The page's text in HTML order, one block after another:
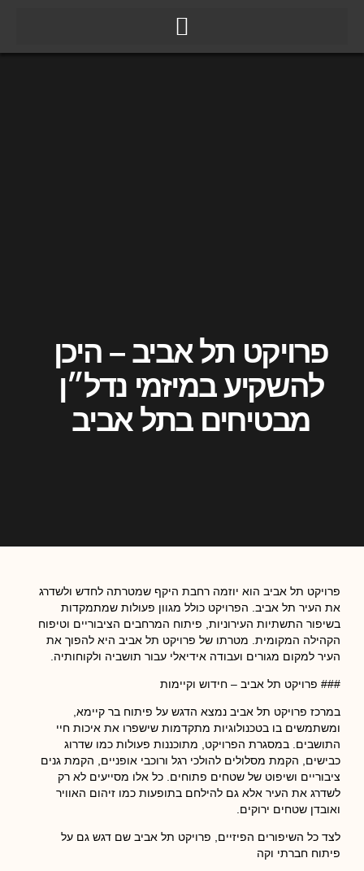
פרויקט תל אביב – היכן
להשקיע במיזמי נדל״ן
מבטיחים בתל אביב
פרויקט תל אביב הוא יוזמה רחבת היקף שמטרתה לחדש ולשדרג
את העיר תל אביב. הפרויקט כולל מגוון פעולות שמתמקדות
בשיפור התשתיות העירוניות, פיתוח המרחבים הציבוריים וטיפוח
הקהילה המקומית. מטרתו של פרויקט תל אביב היא להפוך את
העיר למקום מגורים ועבודה אידיאלי עבור תושביה ולקוחותיה.
### פרויקט תל אביב – חידוש וקיימות
במרכז פרויקט תל אביב נמצא הדגש על פיתוח בר קיימא,
ומשתמשים בו בטכנולוגיות מתקדמות שישפרו את איכות חיי
התושבים. במסגרת הפרויקט, מתוכננות פעולות כמו שדרוג
כבישים, הקמת מסלולים להולכי רגל ורוכבי אופניים, הקמת גנים
ציבוריים ושיפוט של שטחים פתוחים. כל אלו מסייעים לא רק
לשדרג את העיר אלא גם להילחם בתופעות כמו זיהום האוויר
ואובדן שטחים ירוקים.
לצד כל השיפורים הפיזיים, פרויקט תל אביב שם דגש גם על
פיתוח חברתי וקה